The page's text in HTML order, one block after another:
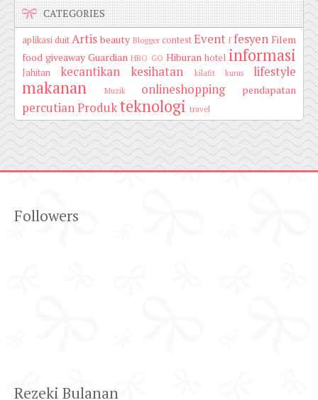
CATEGORIES
aplikasi duitArtis beauty Blogger contestEvent f fesyen Filem
food giveaway Guardian HBO GO Hiburan hotel informasi
Jahitan kecantikan kesihatan kilafit kurus lifestyle
makanan Muzik onlineshopping pendapatan
percutianProdukteknologi travel
Followers
Rezeki Bulanan